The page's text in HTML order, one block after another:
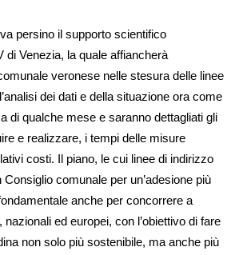
persino il supporto scientifico
di Venezia, la quale affiancherà
veronese nelle stesura delle linee
dei dati e della situazione ora come
di qualche mese e saranno dettagliati gli
e realizzare, i tempi delle misure
costi. Il piano, le cui linee di indirizzo
comunale per un’adesione più
anche per concorrere a
ed europei, con l’obiettivo di fare
non solo più sostenibile, ma anche più